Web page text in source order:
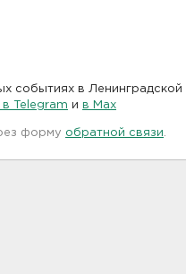
событиях в Ленинградской
Telegram и в Maх
форму обратной связи